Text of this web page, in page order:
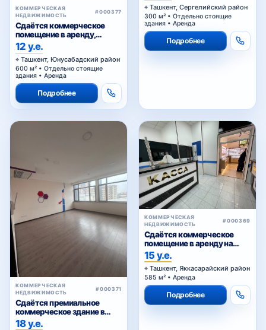
КОММЕРЧЕСКАЯ
НЕДВИЖИМОСТЬ
#000377
Сдаётся коммерческое
помещение в аренду,
Сагбан
12 у.е.
Ташкент, Юнусабадский район
600 м² • Отдельно стоящие
здания • Аренда
Подробнее
Ташкент, Сергелийский район
300 м² • Отдельно стоящие
здания • Аренда
Подробнее
КОММЕРЧЕСКАЯ
НЕДВИЖИМОСТЬ
#000371
Сдаётся премиальное
коммерческое здание в
аренду
18 у.е.
КОММЕРЧЕСКАЯ
НЕДВИЖИМОСТЬ
#000369
Сдаётся коммерческое
помещение в аренду на
Шота Руставели
15 у.е.
Ташкент, Яккасарайский район
585 м² • Аренда
Подробнее